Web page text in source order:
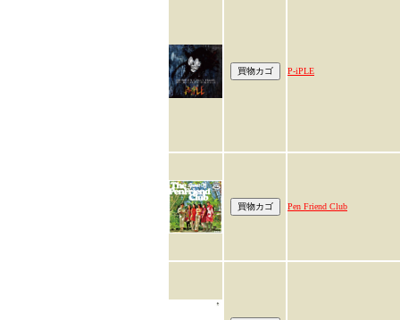
P-iPLE
Pen Friend Club